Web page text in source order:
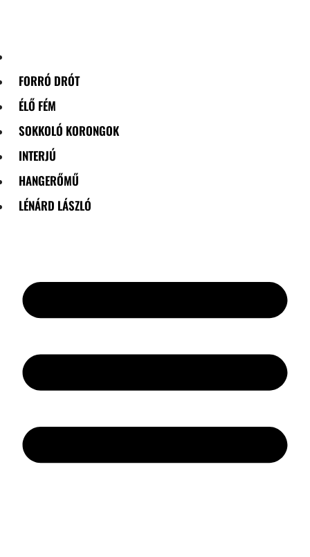
FORRÓ DRÓT
ÉLŐ FÉM
SOKKOLÓ KORONGOK
INTERJÚ
HANGERŐMŰ
LÉNÁRD LÁSZLÓ